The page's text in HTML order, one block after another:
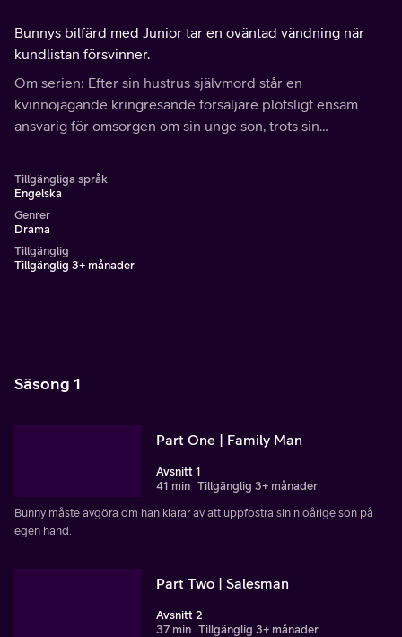
Bunnys bilfärd med Junior tar en oväntad vändning när
kundlistan försvinner.
Om serien: Efter sin hustrus självmord står en
kvinnojagande kringresande försäljare plötsligt ensam
ansvarig för omsorgen om sin unge son, trots sin
Tillgängliga språk
Engelska
Genrer
Drama
Tillgänglig
Tillgänglig 3+ månader
Säsong 1
Part One | Family Man
Avsnitt 1
41 min Tillgänglig 3+ månader
Bunny måste avgöra om han klarar av att uppfostra sin nioårige son på
egen hand.
Part Two | Salesman
Avsnitt 2
37 min Tillgänglig 3+ månader